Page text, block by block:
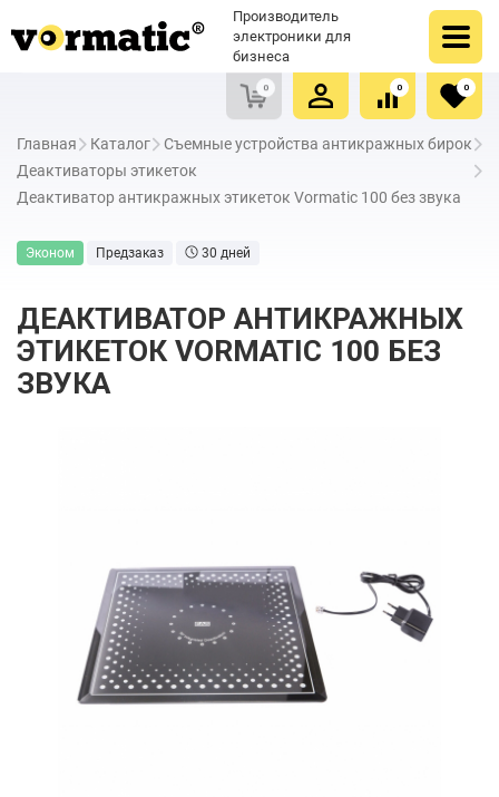
Производитель
электроники для
бизнеса
0
Очистить список сравнения
0
Очистить избранное
0
Главная Каталог
Съемные устройства антикражных бирок
Деактиваторы этикеток
Деактиватор антикражных этикеток Vormatic 100 без звука
Эконом Предзаказ 30 дней
ДЕАКТИВАТОР АНТИКРАЖНЫХ
ЭТИКЕТОК VORMATIC 100 БЕЗ
ЗВУКА